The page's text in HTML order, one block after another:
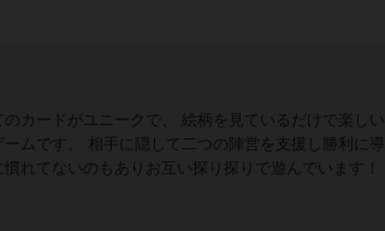
のカードがユニークで、 絵柄を見ているだけで楽しい
ームです。 相手に隠して二つの陣営を支援し勝利に
慣れてないのもありお互い探り探りで遊んでいます！